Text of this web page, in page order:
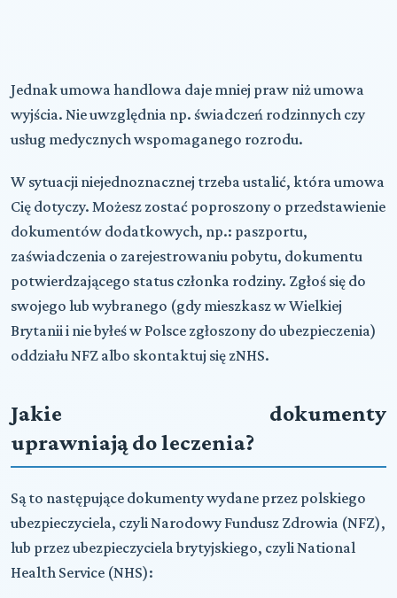
Jednak umowa handlowa daje mniej praw niż umowa
wyjścia. Nie uwzględnia np. świadczeń rodzinnych czy
usług medycznych wspomaganego rozrodu.
W sytuacji niejednoznacznej trzeba ustalić, która umowa
Cię dotyczy. Możesz zostać poproszony o przedstawienie
dokumentów dodatkowych, np.: paszportu,
zaświadczenia o zarejestrowaniu pobytu, dokumentu
potwierdzającego status członka rodziny. Zgłoś się do
swojego lub wybranego (gdy mieszkasz w Wielkiej
Brytanii i nie byłeś w Polsce zgłoszony do ubezpieczenia)
oddziału NFZ albo skontaktuj się zNHS.
Jakie dokumenty
uprawniają do leczenia?
Są to następujące dokumenty wydane przez polskiego
ubezpieczyciela, czyli Narodowy Fundusz Zdrowia (NFZ),
lub przez ubezpieczyciela brytyjskiego, czyli National
Health Service (NHS):